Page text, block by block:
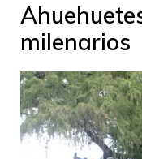
milenarios